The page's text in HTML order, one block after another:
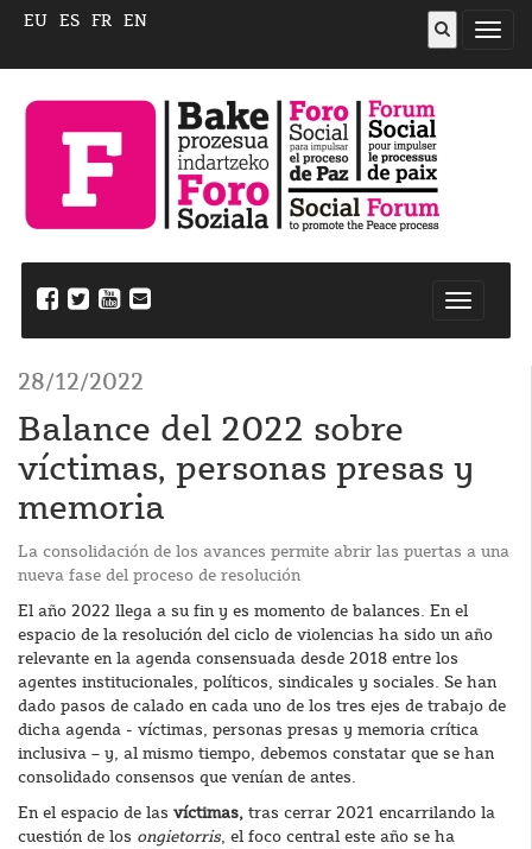
Abrir
EU ES FR EN
28/12/2022
Balance del 2022 sobre
víctimas, personas presas y
memoria
La consolidación de los avances permite abrir las puertas a una
nueva fase del proceso de resolución
El año 2022 llega a su fin y es momento de balances. En el
espacio de la resolución del ciclo de violencias ha sido un año
relevante en la agenda consensuada desde 2018 entre los
agentes institucionales, políticos, sindicales y sociales. Se han
dado pasos de calado en cada uno de los tres ejes de trabajo de
dicha agenda - víctimas, personas presas y memoria crítica
inclusiva – y, al mismo tiempo, debemos constatar que se han
consolidado consensos que venían de antes.
En el espacio de las víctimas, tras cerrar 2021 encarrilando la
cuestión de los ongietorris, el foco central este año se ha